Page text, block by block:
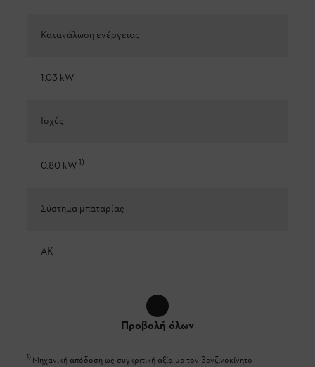
Κατανάλωση ενέργειας
1.03 kW
Ισχύς
0.80 kW1)
Σύστημα μπαταρίας
AK
Προβολή όλων
1) Μηχανική απόδοση ως συγκριτική αξία με τον βενζινοκίνητο